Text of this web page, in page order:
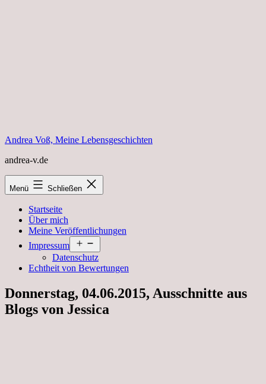
Andrea Voß, Meine Lebensgeschichten
andrea-v.de
Menü Schließen
Startseite
Über mich
Meine Veröffentlichungen
Impressum
öffnen
Datenschutz
Echtheit von Bewertungen
Donnerstag, 04.06.2015, Ausschnitte aus
Blogs von Jessica